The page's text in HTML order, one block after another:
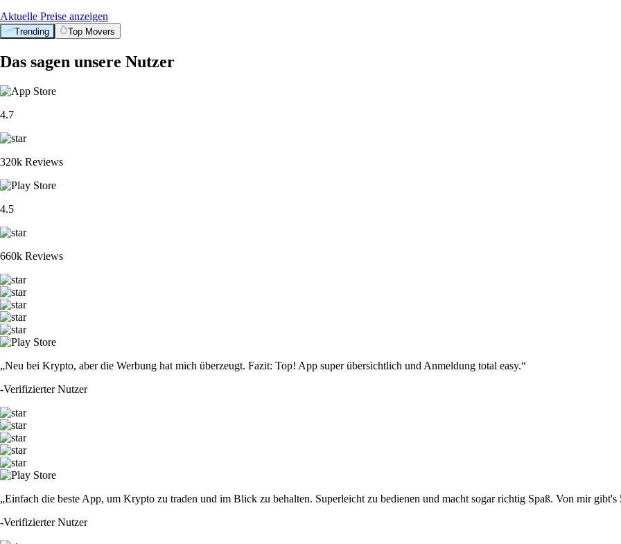
Aktuelle Preise anzeigen
Trending Top Movers
Das sagen unsere Nutzer
4.7
320k Reviews
4.5
660k Reviews
„Neu bei Krypto, aber die Werbung hat mich überzeugt. Fazit: Top! App super übersichtlich und Anmeldung total easy.“
-Verifizierter Nutzer
„Einfach die beste App, um Krypto zu traden und im Blick zu behalten. Superleicht zu bedienen und macht sogar richtig Spaß. Von mir gibt's
-Verifizierter Nutzer